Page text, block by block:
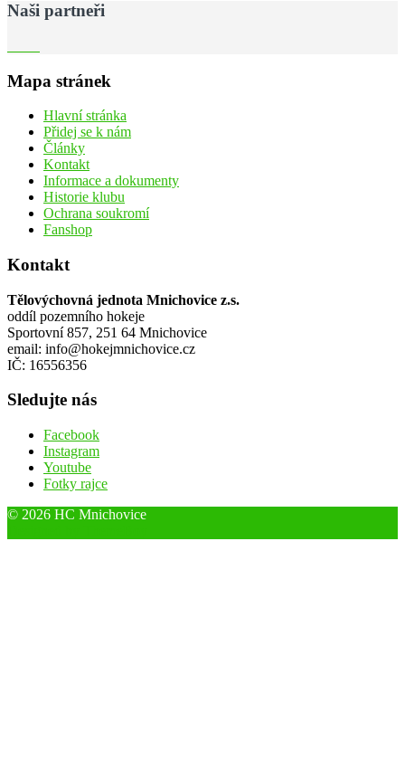
Naši partneři
Mapa stránek
Hlavní stránka
Přidej se k nám
Články
Kontakt
Informace a dokumenty
Historie klubu
Ochrana soukromí
Fanshop
Kontakt
Tělovýchovná jednota Mnichovice z.s.
oddíl pozemního hokeje
Sportovní 857, 251 64 Mnichovice
email: info@hokejmnichovice.cz
IČ: 16556356
Sledujte nás
Facebook
Instagram
Youtube
Fotky rajce
© 2026 HC Mnichovice